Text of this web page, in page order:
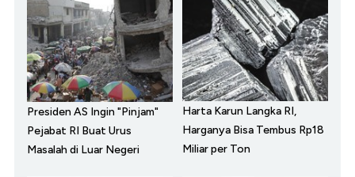
Presiden AS Ingin "Pinjam"
Pejabat RI Buat Urus
Masalah di Luar Negeri
Harta Karun Langka RI,
Harganya Bisa Tembus Rp18
Miliar per Ton